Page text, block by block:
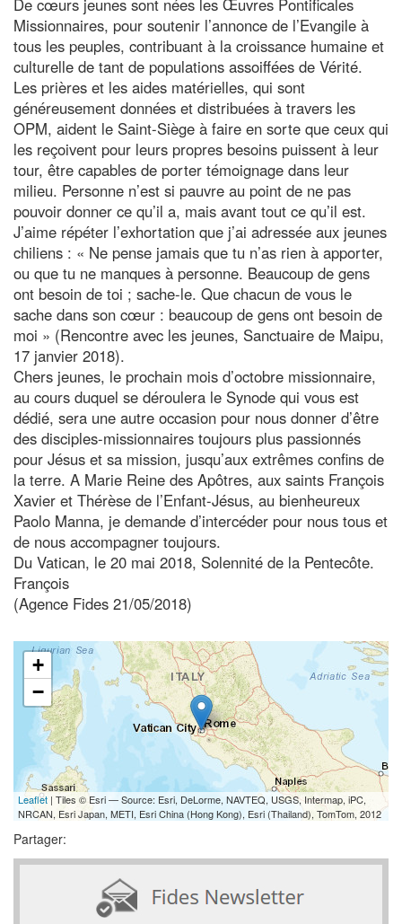
De cœurs jeunes sont nées les Œuvres Pontificales
Missionnaires, pour soutenir l’annonce de l’Evangile à
tous les peuples, contribuant à la croissance humaine et
culturelle de tant de populations assoiffées de Vérité.
Les prières et les aides matérielles, qui sont
généreusement données et distribuées à travers les
OPM, aident le Saint-Siège à faire en sorte que ceux qui
les reçoivent pour leurs propres besoins puissent à leur
tour, être capables de porter témoignage dans leur
milieu. Personne n’est si pauvre au point de ne pas
pouvoir donner ce qu’il a, mais avant tout ce qu’il est.
J’aime répéter l’exhortation que j’ai adressée aux jeunes
chiliens : « Ne pense jamais que tu n’as rien à apporter,
ou que tu ne manques à personne. Beaucoup de gens
ont besoin de toi ; sache-le. Que chacun de vous le
sache dans son cœur : beaucoup de gens ont besoin de
moi » (Rencontre avec les jeunes, Sanctuaire de Maipu,
17 janvier 2018).
Chers jeunes, le prochain mois d’octobre missionnaire,
au cours duquel se déroulera le Synode qui vous est
dédié, sera une autre occasion pour nous donner d’être
des disciples-missionnaires toujours plus passionnés
pour Jésus et sa mission, jusqu’aux extrêmes confins de
la terre. A Marie Reine des Apôtres, aux saints François
Xavier et Thérèse de l’Enfant-Jésus, au bienheureux
Paolo Manna, je demande d’intercéder pour nous tous et
de nous accompagner toujours.
Du Vatican, le 20 mai 2018, Solennité de la Pentecôte.
François
(Agence Fides 21/05/2018)
+
−
Leaflet | Tiles © Esri — Source: Esri, DeLorme, NAVTEQ, USGS, Intermap, iPC,
NRCAN, Esri Japan, METI, Esri China (Hong Kong), Esri (Thailand), TomTom, 2012
Partager: